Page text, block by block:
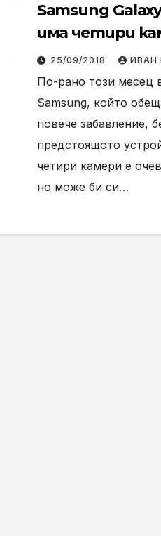
Samsung
има четири
25/09/2018 ИВАН
По-рано този месец
Samsung, който
повече забавление,
предстоящото
четири камери е
но може би си…